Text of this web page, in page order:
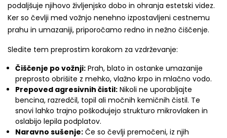
podaljšuje njihovo življenjsko dobo in ohranja estetski videz.
Ker so čevlji med vožnjo nenehno izpostavljeni cestnemu
prahu in umazaniji, priporočamo redno in nežno čiščenje.
Sledite tem preprostim korakom za vzdrževanje:
Čiščenje po vožnji: Prah, blato in ostanke umazanije
preprosto obrišite z mehko, vlažno krpo in mlačno vodo.
Prepoved agresivnih čistil: Nikoli ne uporabljajte
bencina, razredčil, topil ali močnih kemičnih čistil. Te
snovi lahko trajno poškodujejo strukturo mikrovlaken in
oslabijo lepila podplatov.
Naravno sušenje: Če so čevlji premočeni, iz njih